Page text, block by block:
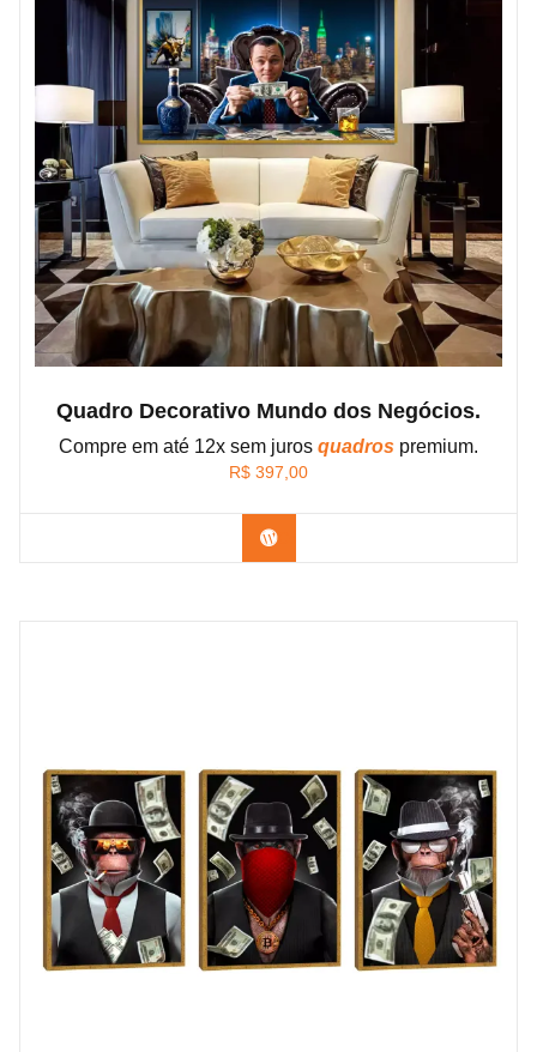
Quadro Decorativo Mundo dos Negócios.
Compre em até 12x sem juros quadros premium.
R$ 397,00
Confira os modelos